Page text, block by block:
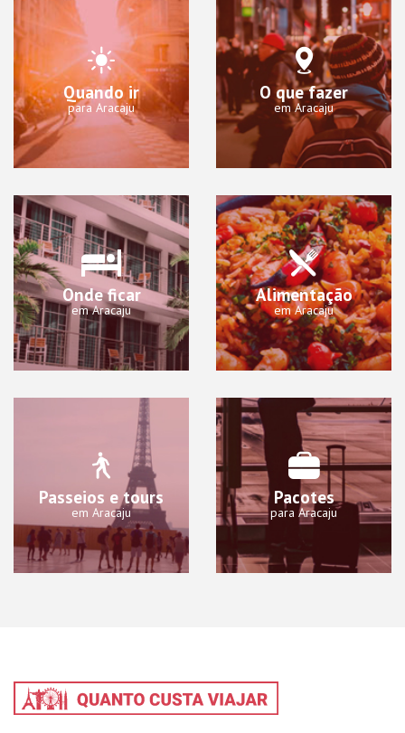
Quando ir
para Aracaju
O que fazer
em Aracaju
Onde ficar
em Aracaju
Alimentação
em Aracaju
Passeios e tours
em Aracaju
Pacotes
para Aracaju